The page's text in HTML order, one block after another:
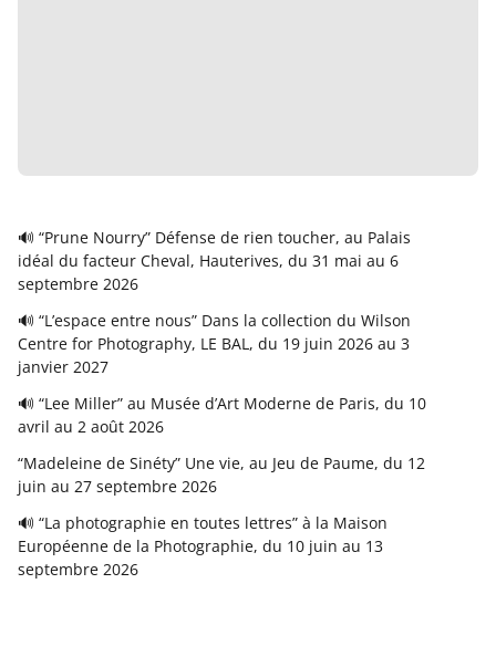
🔊 “Prune Nourry” Défense de rien toucher, au Palais
idéal du facteur Cheval, Hauterives, du 31 mai au 6
septembre 2026
🔊 “L’espace entre nous” Dans la collection du Wilson
Centre for Photography, LE BAL, du 19 juin 2026 au 3
janvier 2027
🔊 “Lee Miller” au Musée d’Art Moderne de Paris, du 10
avril au 2 août 2026
“Madeleine de Sinéty” Une vie, au Jeu de Paume, du 12
juin au 27 septembre 2026
🔊 “La photographie en toutes lettres” à la Maison
Européenne de la Photographie, du 10 juin au 13
septembre 2026